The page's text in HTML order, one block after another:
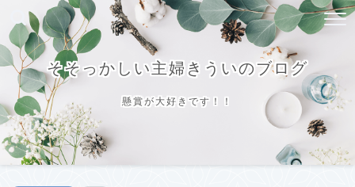
そそっかしい主婦きういのブログ
懸賞が大好きです！！